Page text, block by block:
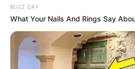
20:47 / 05 Avqust 2026
BUZZ DAY
What Your Nails And Rings Say